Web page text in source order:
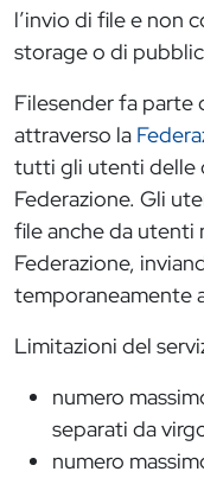
l’invio di file e non
storage o di
Filesender fa parte
attraverso la
tutti gli utenti delle
Federazione. Gli
file anche da utenti
Federazione,
temporaneamente
Limitazioni del
numero
separati da
numero